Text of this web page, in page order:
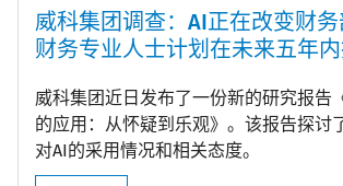
威科集团调查：AI正在改变财
财务专业人士计划在未来五年
威科集团近日发布了一份新的研究报告
的应用：从怀疑到乐观》。该报告探讨
对AI的采用情况和相关态度。